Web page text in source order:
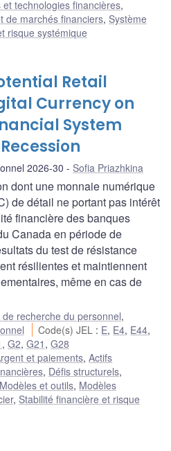
technologies financières,
de marchés financiers, Système
risque systémique
Retail
Currency on
System
2026-30 Sofia Priazhkina
dont une monnaie numérique
de détail ne portant pas intérêt
financière des banques
Canada en période de
du test de résistance
résilientes et maintiennent
même en cas de
de recherche du personnel,
Code(s) JEL : E, E4, E44,
, G2, G21 , G28
et paiements,Actifs
, Défis structurels,
Modèles et outils, Modèles
, Stabilité financière et risque